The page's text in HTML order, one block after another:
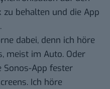
zu behalten und die App
dabei, denn ich höre
meist im Auto. Oder
Sonos-App fester
Ich höre